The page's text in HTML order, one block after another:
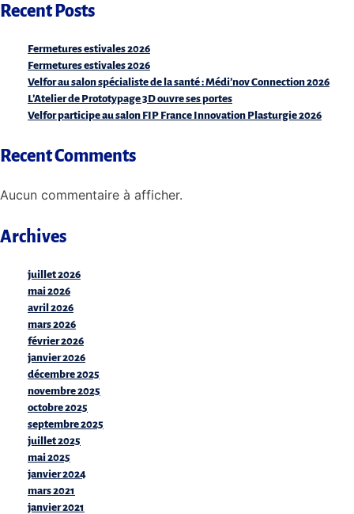
Recent Posts
Fermetures estivales 2026
Fermetures estivales 2026
Velfor au salon spécialiste de la santé : Médi’nov Connection 2026
L’Atelier de Prototypage 3D ouvre ses portes
Velfor participe au salon FIP France Innovation Plasturgie 2026
Recent Comments
Aucun commentaire à afficher.
Archives
juillet 2026
mai 2026
avril 2026
mars 2026
février 2026
janvier 2026
décembre 2025
novembre 2025
octobre 2025
septembre 2025
juillet 2025
mai 2025
janvier 2024
mars 2021
janvier 2021